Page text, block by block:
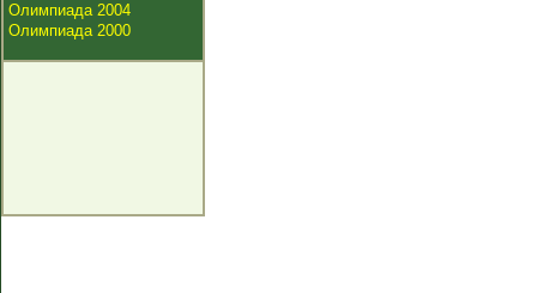
Олимпиада 2004
Олимпиада 2000